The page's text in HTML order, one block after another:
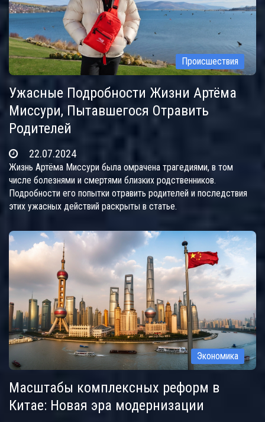
Происшествия
Ужасные Подробности Жизни Артёма
Миссури, Пытавшегося Отравить
Родителей
22.07.2024
Жизнь Артёма Миссури была омрачена трагедиями, в том
числе болезнями и смертями близких родственников.
Подробности его попытки отравить родителей и последствия
этих ужасных действий раскрыты в статье.
Экономика
Масштабы комплексных реформ в
Китае: Новая эра модернизации